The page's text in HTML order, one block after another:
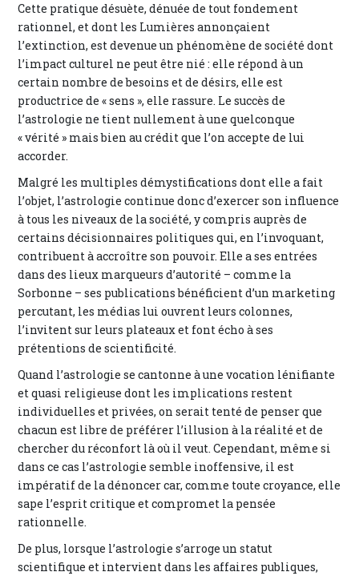
Cette pratique désuète, dénuée de tout fondement
rationnel, et dont les Lumières annonçaient
l’extinction, est devenue un phénomène de société dont
l’impact culturel ne peut être nié : elle répond à un
certain nombre de besoins et de désirs, elle est
productrice de « sens », elle rassure. Le succès de
l’astrologie ne tient nullement à une quelconque
« vérité » mais bien au crédit que l’on accepte de lui
accorder.
Malgré les multiples démystifications dont elle a fait
l’objet, l’astrologie continue donc d’exercer son influence
à tous les niveaux de la société, y compris auprès de
certains décisionnaires politiques qui, en l’invoquant,
contribuent à accroître son pouvoir. Elle a ses entrées
dans des lieux marqueurs d’autorité – comme la
Sorbonne – ses publications bénéficient d’un marketing
percutant, les médias lui ouvrent leurs colonnes,
l’invitent sur leurs plateaux et font écho à ses
prétentions de scientificité.
Quand l’astrologie se cantonne à une vocation lénifiante
et quasi religieuse dont les implications restent
individuelles et privées, on serait tenté de penser que
chacun est libre de préférer l’illusion à la réalité et de
chercher du réconfort là où il veut. Cependant, même si
dans ce cas l’astrologie semble inoffensive, il est
impératif de la dénoncer car, comme toute croyance, elle
sape l’esprit critique et compromet la pensée
rationnelle.
De plus, lorsque l’astrologie s’arroge un statut
scientifique et intervient dans les affaires publiques,